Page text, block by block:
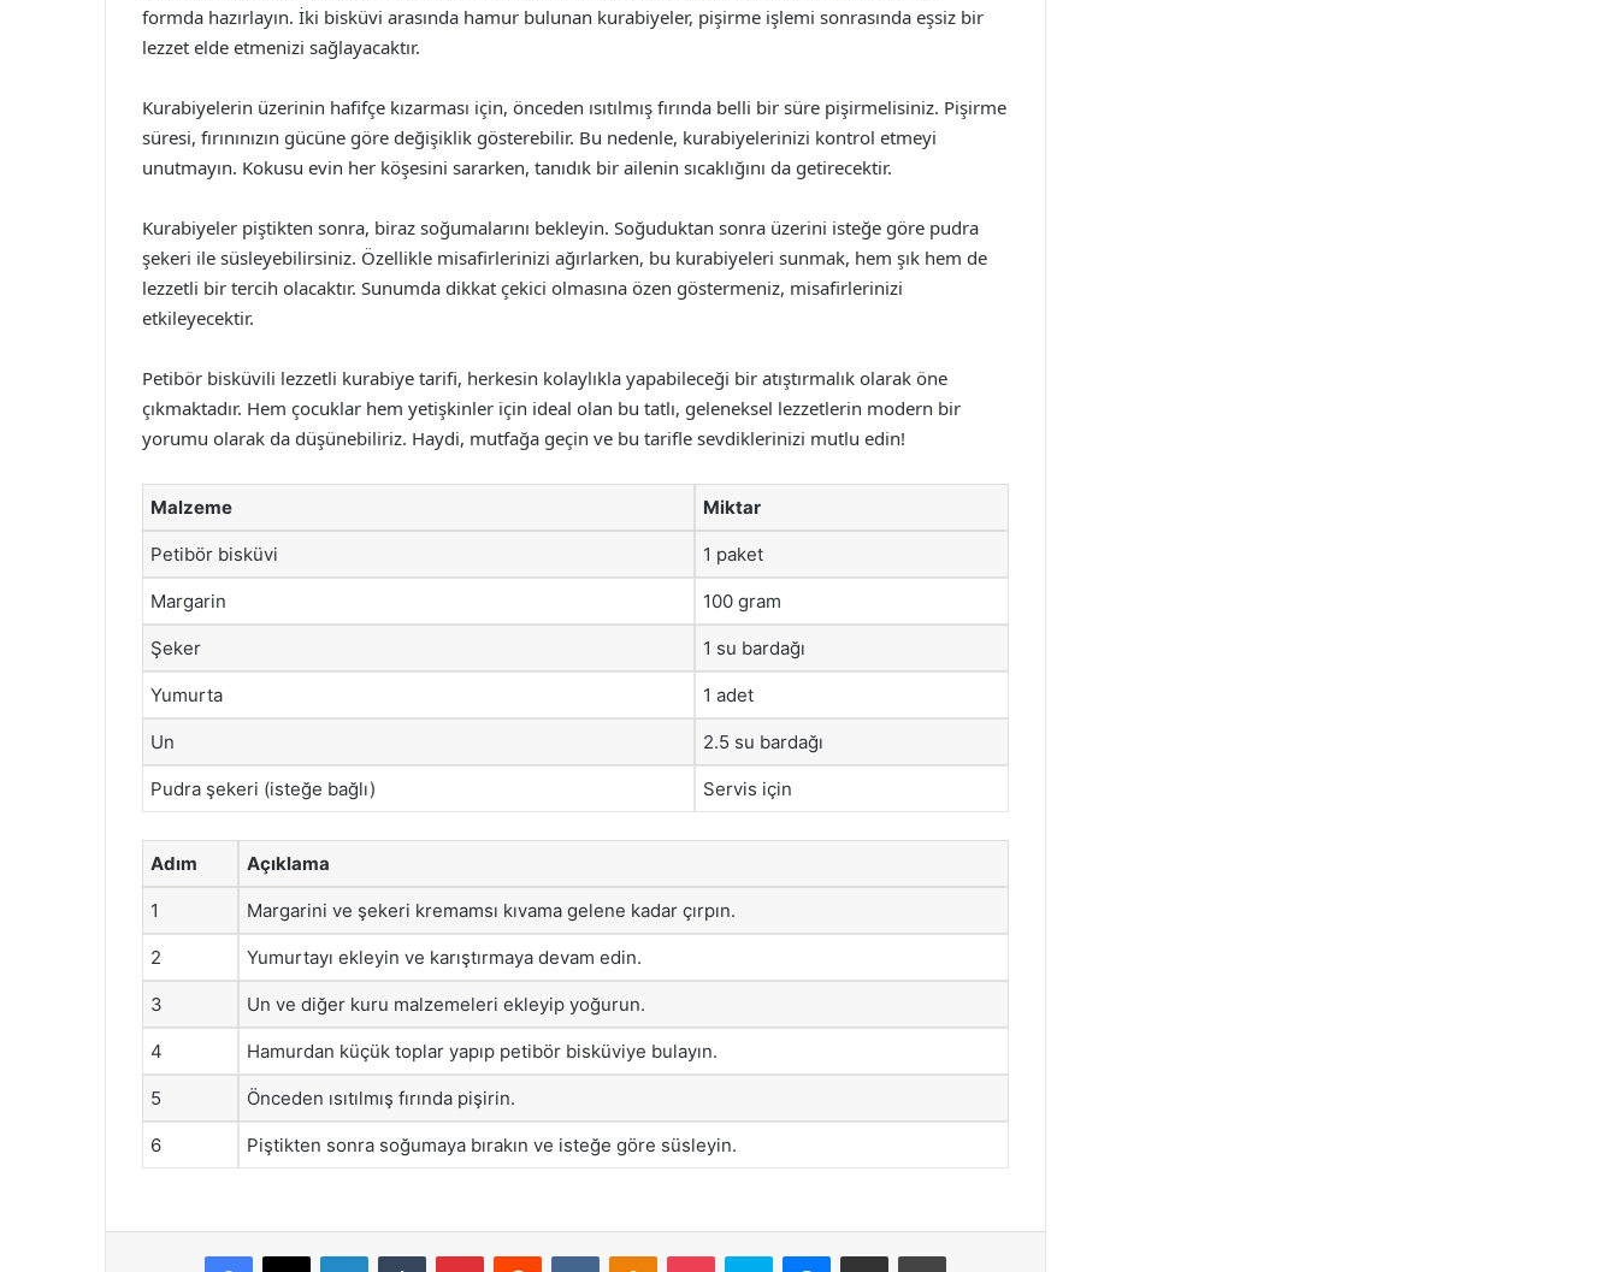
formda hazırlayın. İki bisküvi arasında hamur bulunan kurabiyeler, pişirme işlemi sonrasında eşsiz bir
lezzet elde etmenizi sağlayacaktır.
Kurabiyelerin üzerinin hafifçe kızarması için, önceden ısıtılmış fırında belli bir süre pişirmelisiniz. Pişirme
süresi, fırınınızın gücüne göre değişiklik gösterebilir. Bu nedenle, kurabiyelerinizi kontrol etmeyi
unutmayın. Kokusu evin her köşesini sararken, tanıdık bir ailenin sıcaklığını da getirecektir.
Kurabiyeler piştikten sonra, biraz soğumalarını bekleyin. Soğuduktan sonra üzerini isteğe göre pudra
şekeri ile süsleyebilirsiniz. Özellikle misafirlerinizi ağırlarken, bu kurabiyeleri sunmak, hem şık hem de
lezzetli bir tercih olacaktır. Sunumda dikkat çekici olmasına özen göstermeniz, misafirlerinizi
etkileyecektir.
Petibör bisküvili lezzetli kurabiye tarifi, herkesin kolaylıkla yapabileceği bir atıştırmalık olarak öne
çıkmaktadır. Hem çocuklar hem yetişkinler için ideal olan bu tatlı, geleneksel lezzetlerin modern bir
yorumu olarak da düşünebiliriz. Haydi, mutfağa geçin ve bu tarifle sevdiklerinizi mutlu edin!
Malzeme Miktar
Petibör bisküvi 1 paket
Margarin 100 gram
Şeker 1 su bardağı
Yumurta 1 adet
Un 2.5 su bardağı
Pudra şekeri (isteğe bağlı) Servis için
Adım Açıklama
1 Margarini ve şekeri kremamsı kıvama gelene kadar çırpın.
2 Yumurtayı ekleyin ve karıştırmaya devam edin.
3 Un ve diğer kuru malzemeleri ekleyip yoğurun.
4 Hamurdan küçük toplar yapıp petibör bisküviye bulayın.
5 Önceden ısıtılmış fırında pişirin.
6 Piştikten sonra soğumaya bırakın ve isteğe göre süsleyin.
Facebook
X LinkedInTumblr PinterestReddit VKontakteOdnoklassniki
Pocket Skype Messenger
E-Posta ile paylaş Yazdır